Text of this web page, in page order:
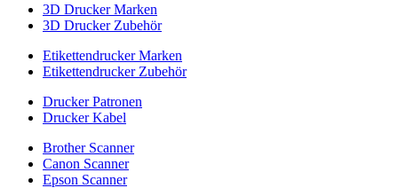
3D Drucker Marken
3D Drucker Zubehör
Etikettendrucker Marken
Etikettendrucker Zubehör
Drucker Patronen
Drucker Kabel
Brother Scanner
Canon Scanner
Epson Scanner